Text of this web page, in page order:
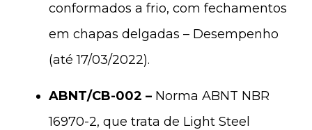
conformados a frio, com fechamentos
em chapas delgadas – Desempenho
(até 17/03/2022).
ABNT/CB-002 – Norma ABNT NBR
16970-2, que trata de Light Steel